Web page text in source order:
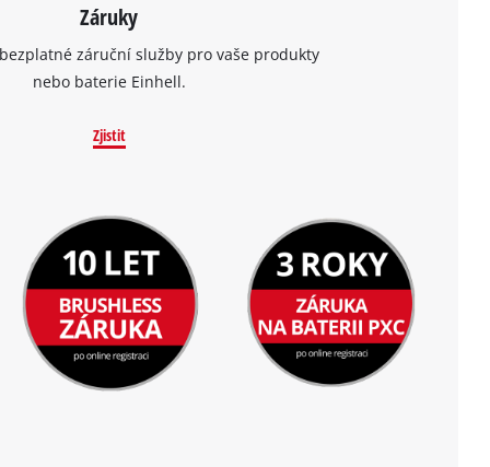
Záruky
záruční služby pro vaše produkty
nebo baterie Einhell.
Zjistit